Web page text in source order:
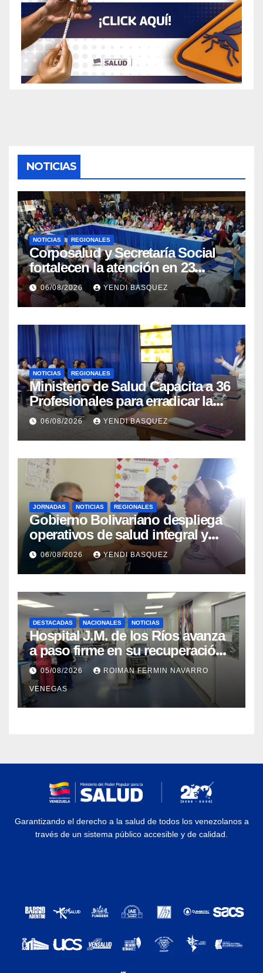
NOTICIAS
NOTICIAS REGIONALES
Corposalud y Secretaría Social
fortalecen la atención en 23
municipios
06/08/2026 YENDI BASQUEZ
NOTICIAS REGIONALES
Ministerio de Salud Capacita a 36
Profesionales para erradicar la
Tuberculosis en Yaracuy
06/08/2026 YENDI BASQUEZ
JORNADAS NOTICIAS REGIONALES
Gobierno Bolivariano despliega
operativos de salud integral y
protección social en los
municipios Sucre y Mario
Briceño Iragorry del estado
Aragua
06/08/2026 YENDI BASQUEZ
DESTACADAS NACIONALES NOTICIAS
Hospital J.M. de los Ríos avanza
a paso firme en su recuperación
tras los recientes eventos
sísmicos
05/08/2026 ROIMAN FERMIN NAVARRO
VENEGAS
Garantizando el derecho a la salud de todos los venezolanos a
través de un sistema público accesible y de calidad.